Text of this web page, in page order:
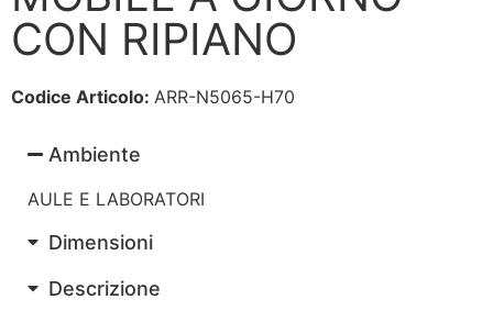
CON RIPIANO
Codice Articolo: ARR-N5065-H70
Ambiente
AULE E LABORATORI
Dimensioni
Descrizione